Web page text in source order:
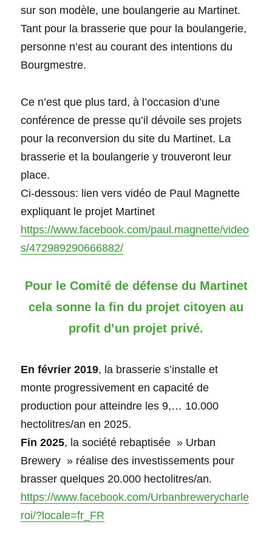
sur son modèle, une boulangerie au Martinet.
Tant pour la brasserie que pour la boulangerie,
personne n’est au courant des intentions du
Bourgmestre.
Ce n’est que plus tard, à l’occasion d’une
conférence de presse qu’il dévoile ses projets
pour la reconversion du site du Martinet. La
brasserie et la boulangerie y trouveront leur
place.
Ci-dessous: lien vers vidéo de Paul Magnette
expliquant le projet Martinet
https://www.facebook.com/paul.magnette/video
s/472989290666882/
Pour le Comité de défense du Martinet
cela sonne la fin du projet citoyen au
profit d’un projet privé.
En février 2019, la brasserie s’installe et
monte progressivement en capacité de
production pour atteindre les 9,… 10.000
hectolitres/an en 2025.
Fin 2025, la société rebaptisée » Urban
Brewery » réalise des investissements pour
brasser quelques 20.000 hectolitres/an.
https://www.facebook.com/Urbanbrewerycharle
roi/?locale=fr_FR